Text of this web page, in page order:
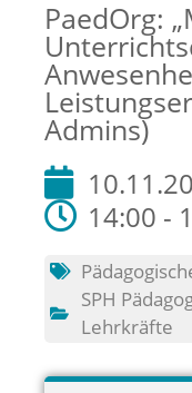
PaedOrg:
Admins)
14:00 -
SPH
Lehrkräfte